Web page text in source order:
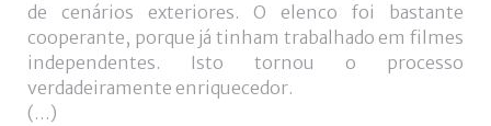
de cenários exteriores. O elenco foi bastante
cooperante, porque já tinham trabalhado em filmes
independentes. Isto tornou o processo
verdadeiramente enriquecedor.
(…)